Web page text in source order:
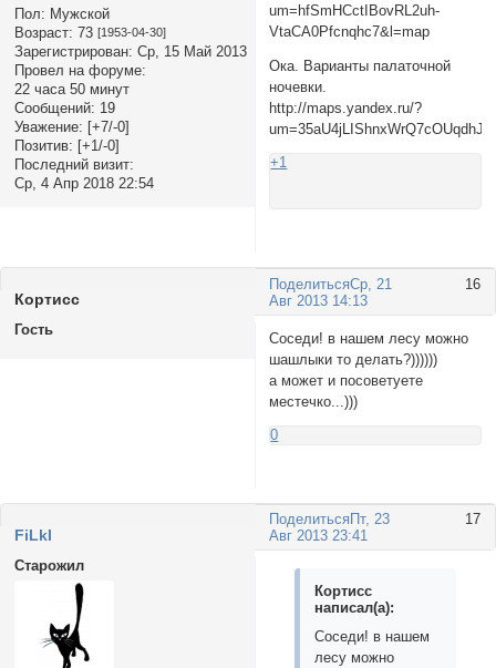
Пол: Мужской
Возраст: 73 [1953-04-30]
Зарегистрирован: Ср, 15 Май 2013
Провел на форуме:
22 часа 50 минут
Сообщений: 19
Уважение: [+7/-0]
Позитив: [+1/-0]
Последний визит:
Ср, 4 Апр 2018 22:54
um=hfSmHCctIBovRL2uh-
VtaCA0Pfcnqhc7&l=map
Ока. Варианты палаточной
ночевки.
http://maps.yandex.ru/?
+1
Поделиться 16
Ср, 21
Авг 2013 14:13
Кортисс
Гость
Соседи! в нашем лесу можно
шашлыки то делать?))))))
а может и посоветуете
местечко...)))
0
Поделиться 17
Пт, 23
Авг 2013 23:41
FiLkI
Старожил
Кортисс
написал(а):
Соседи! в нашем
лесу можно